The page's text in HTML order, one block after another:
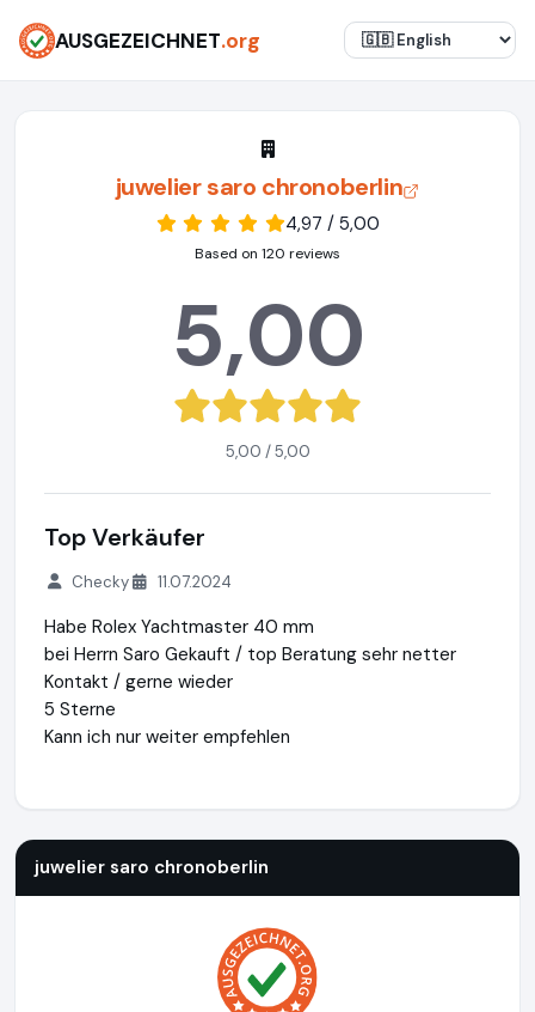
AUSGEZEICHNET.org
juwelier saro chronoberlin
4,97 / 5,00
Based on 120 reviews
5,00
5,00 / 5,00
Top Verkäufer
Checky 11.07.2024
Habe Rolex Yachtmaster 40 mm
bei Herrn Saro Gekauft / top Beratung sehr netter
Kontakt / gerne wieder
5 Sterne
Kann ich nur weiter empfehlen
juwelier saro chronoberlin